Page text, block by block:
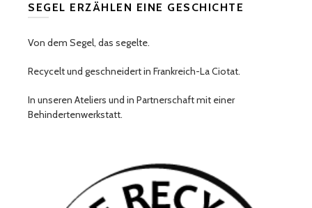
SEGEL ERZÄHLEN EINE GESCHICHTE
Von dem Segel, das segelte.
Recycelt und geschneidert in Frankreich-La Ciotat.
In unseren Ateliers und in Partnerschaft mit einer
Behindertenwerkstatt.